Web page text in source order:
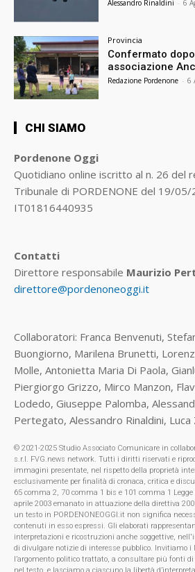
Alessandro Rinaldini - 6
Provincia
Confermato
associazione
Redazione Pordenone - 6
CHI SIAMO
Pordenone Oggi
Quotidiano online iscritto al n. 26 del
Tribunale di PORDENONE del 19/05/
IT01816440935
Contatti
Direttore responsabile Maurizio
direttore@pordenoneoggi.it
Collaboratori: Franca Benvenuti,
Buongiorno, Marilena Brunetti,
Molle, Antonietta Maria Di Paola,
Piergiorgo Grizzo, Mirco Manzon,
Lodedo, Giuseppe Palomba,
Pertegato, Alessandro Rinaldini, Luca
© 2021-2025 Studio Associato Comunicare in
s.r.l. FVG.news network. Tutti i diritti riservati e
immagini presentate, nel rispetto della proprietà
esclusivamente per finalità di cronaca, critica e
65 comma 2, 70 comma 1 bis e 101 comma 1 Legge
aprile 2003 emanato in attuazione della direttiva
un testo in PORDENONEOGGI.it non significa
contenuti in esso espressi. Gli elaborati
interpretazioni e ricostruzioni anche soggettive,
di divulgare notizie di interesse pubblico. Invitiamo i
l’argomento politico trattato, a consultare più fonti